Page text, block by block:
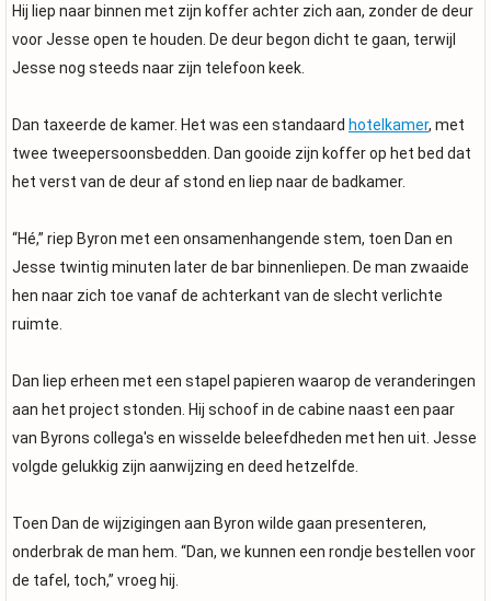
Hij liep naar binnen met zijn koffer achter zich aan, zonder de deur
voor Jesse open te houden. De deur begon dicht te gaan, terwijl
Jesse nog steeds naar zijn telefoon keek.
Dan taxeerde de kamer. Het was een standaard hotelkamer, met
twee tweepersoonsbedden. Dan gooide zijn koffer op het bed dat
het verst van de deur af stond en liep naar de badkamer.
“Hé,” riep Byron met een onsamenhangende stem, toen Dan en
Jesse twintig minuten later de bar binnenliepen. De man zwaaide
hen naar zich toe vanaf de achterkant van de slecht verlichte
ruimte.
Dan liep erheen met een stapel papieren waarop de veranderingen
aan het project stonden. Hij schoof in de cabine naast een paar
van Byrons collega's en wisselde beleefdheden met hen uit. Jesse
volgde gelukkig zijn aanwijzing en deed hetzelfde.
Toen Dan de wijzigingen aan Byron wilde gaan presenteren,
onderbrak de man hem. “Dan, we kunnen een rondje bestellen voor
de tafel, toch,” vroeg hij.